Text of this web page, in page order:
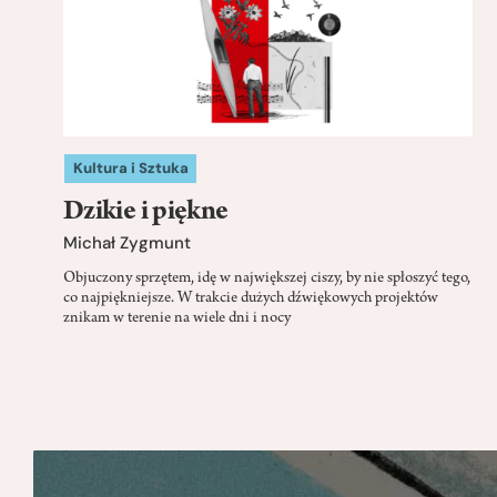
Kultura i Sztuka
Dzikie i piękne
Michał Zygmunt
Objuczony sprzętem, idę w największej ciszy, by nie spłoszyć tego,
co najpiękniejsze. W trakcie dużych dźwiękowych projektów
znikam w terenie na wiele dni i nocy